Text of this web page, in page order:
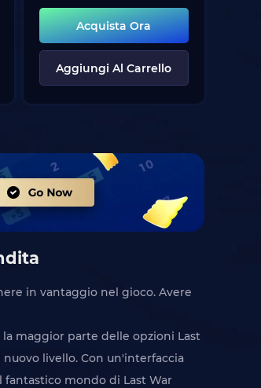
Acquista Ora
Aggiungi Al Carrello
in vantaggio nel gioco. Avere
maggior parte delle opzioni Last
livello. Con un'interfaccia
mondo di Last War